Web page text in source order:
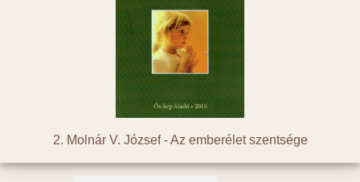
2. Molnár V. József -Az emberélet szentsége